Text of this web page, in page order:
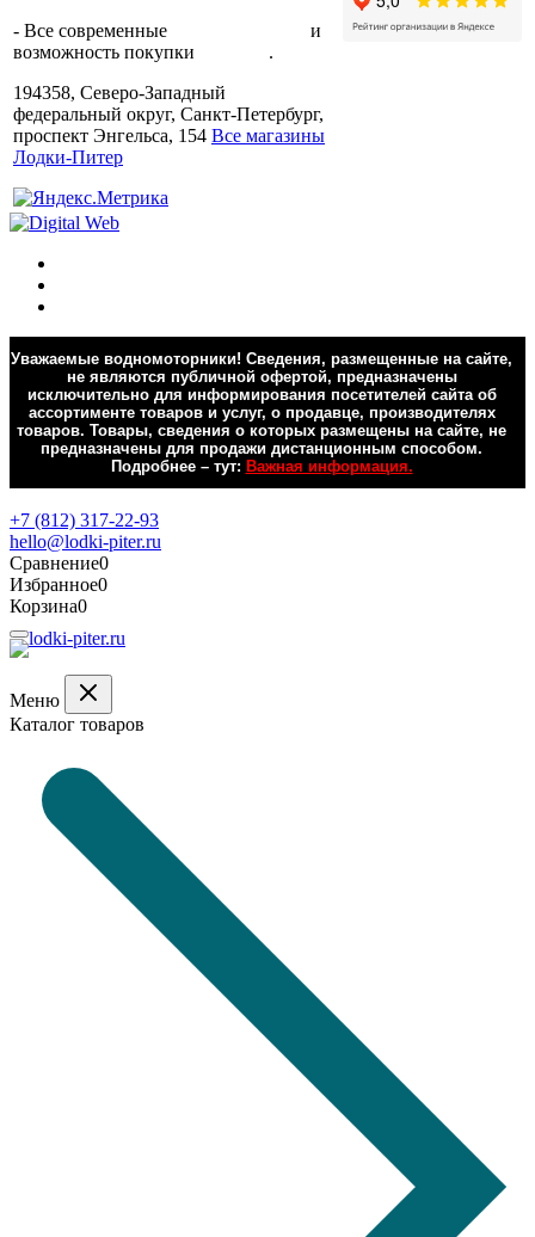
- Все современные
и
возможность покупки
.
194358, Северо-Западный
федеральный округ, Санкт-Петербург,
проспект Энгельса, 154 Все магазины
Лодки-Питер
Уважаемые водномоторники! Сведения, размещенные на сайте,
не являются публичной офертой, предназначены
исключительно для информирования посетителей сайта об
ассортименте товаров и услуг, о продавце, производителях
товаров. Товары, сведения о которых размещены на сайте, не
предназначены для продажи дистанционным способом.
Подробнее – тут: Важная информация.
+7 (812) 317-22-93
hello@lodki-piter.ru
Сравнение0
Избранное0
Корзина0
Меню
Каталог товаров